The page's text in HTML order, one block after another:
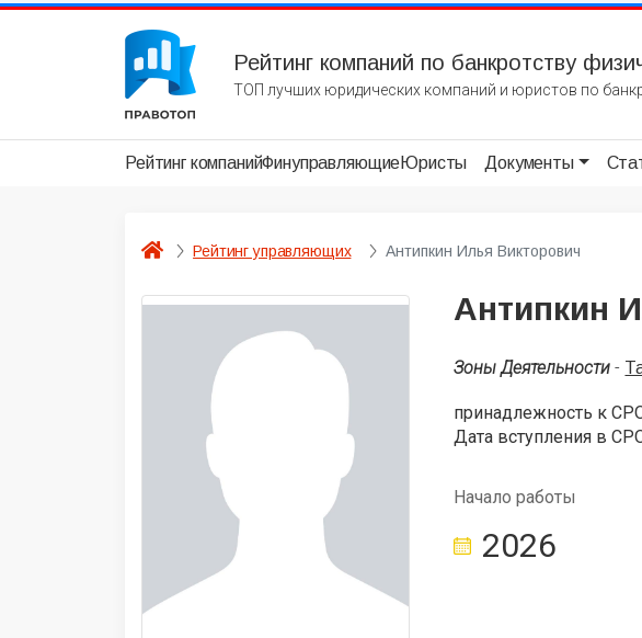
Рейтинг компаний по банкротству
ТОП лучших юридических компаний и юристов по
Рейтинг компанийФинуправляющиеЮристы Документы
Рейтинг управляющих Антипкин Илья Викторович
Антипкин
Зоны Деятельности -
принадлежность к
Дата вступления в
Начало работы
2026